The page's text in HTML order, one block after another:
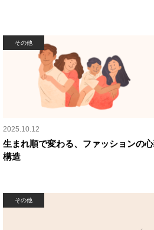
その他
2025.10.12
生まれ順で変わる、ファッションの
構造
その他